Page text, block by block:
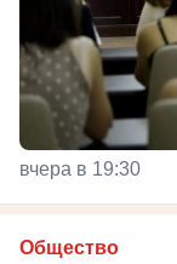
вчера в 19:30
Общество